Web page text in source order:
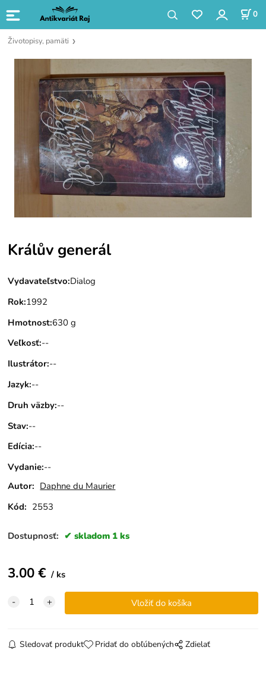
0
Životopisy, pamäti
Králův generál
Vydavateľstvo:Dialog
Rok:1992
Hmotnost:630 g
Veľkosť:--
Ilustrátor:--
Jazyk:--
Druh väzby:--
Stav:--
Edícia:--
Vydanie:--
Autor: Daphne du Maurier
Kód: 2553
Dostupnosť: skladom 1 ks
3.00€ ks
Sledovať produkt Pridať do obľúbených Zdielať